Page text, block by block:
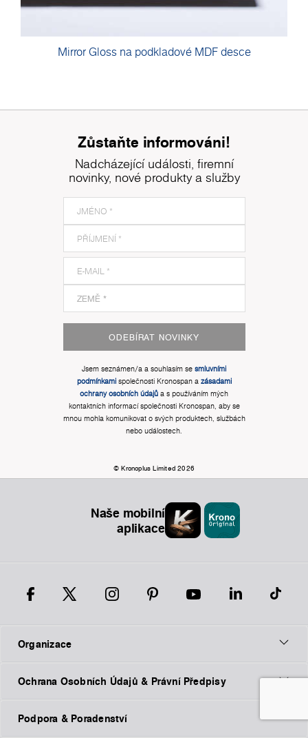
Mirror Gloss na podkladové MDF desce
Zůstaňte informováni!
Nadcházející události, firemní
novinky, nové produkty a služby
ODEBÍRAT NOVINKY
Jsem seznámen/a a souhlasím se smluvními
podmínkamispolečnosti Kronospan a zásadami
ochrany osobních údajů a s používáním mých
kontaktních informací společnosti Kronospan, aby se
mnou mohla komunikovat o svých produktech, službách
nebo událostech.
© Kronoplus Limited 2026
Naše mobilní
aplikace
Organizace
Ochrana Osobních Údajů & Právní Předpisy
Podpora & Poradenství